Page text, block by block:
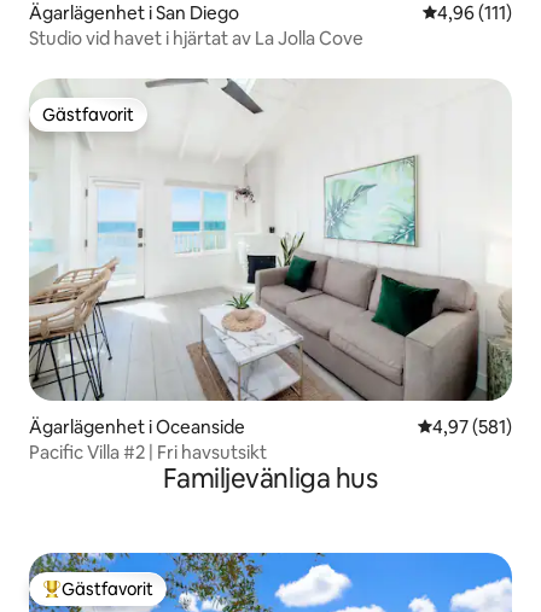
Ägarlägenhet i San Diego 4,96 av 5 i
4,96 (111)
Studio vid havet i hjärtat av La Jolla Cove
Gästfavorit
Gästfavorit
Ägarlägenhet i Oceanside 4,97 av 5 i
4,97 (581)
Pacific Villa #2 | Fri havsutsikt
Familjevänliga hus
Populär gästfavorit
Gästfavorit